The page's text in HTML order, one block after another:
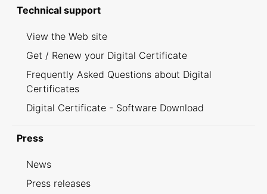
Technical support
View the Web site
Get / Renew your Digital Certificate
Frequently Asked Questions about Digital
Certificates
Digital Certificate - Software Download
Press
News
Press releases